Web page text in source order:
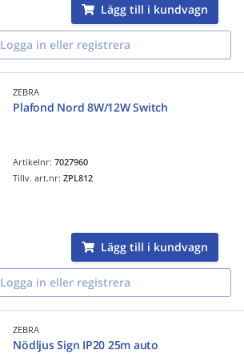
Lägg till i kundvagn
Logga in eller registrera
ZEBRA
Plafond Nord 8W/12W Switch
Artikelnr:7027960
Tillv. art.nr:ZPL812
Lägg till i kundvagn
Logga in eller registrera
ZEBRA
Nödljus Sign IP20 25m auto